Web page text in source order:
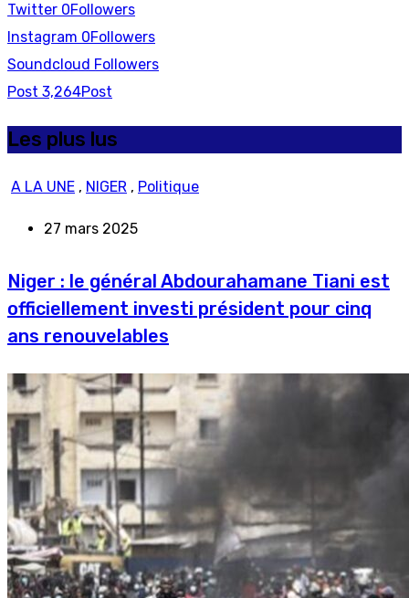
Twitter 0Followers
Instagram 0Followers
Soundcloud Followers
Post 3,264Post
Les plus lus
A LA UNE , NIGER , Politique
27 mars 2025
Niger : le général Abdourahamane Tiani est
officiellement investi président pour cinq
ans renouvelables